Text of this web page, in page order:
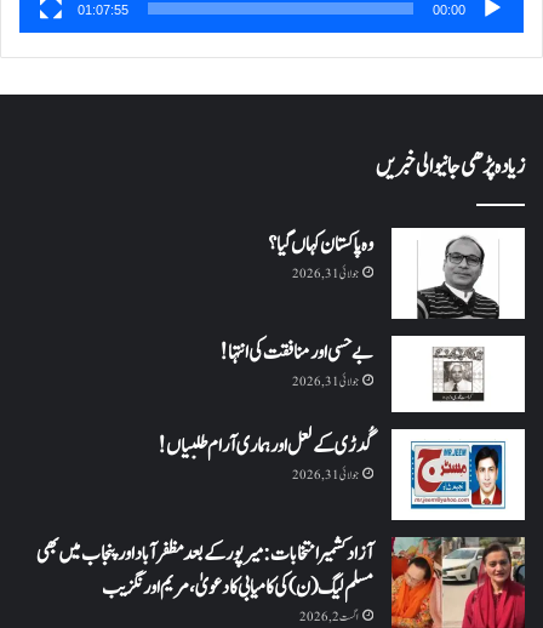
00:00
01:07:55
زیادہ پڑھی جانیوالی خبریں
وہ پاکستان کہاں گیا؟
جولائی 31, 2026
بے حسی اور منافقت کی انتہا !
جولائی 31, 2026
گُدڑی کے لعل اور ہماری آرام طلبیاں!
جولائی 31, 2026
آزاد کشمیر انتخابات: میرپور کے بعد مظفرآباد اور پنجاب میں بھی
مسلم لیگ (ن) کی کامیابی کا دعویٰ، مریم اورنگزیب
اگست 2, 2026